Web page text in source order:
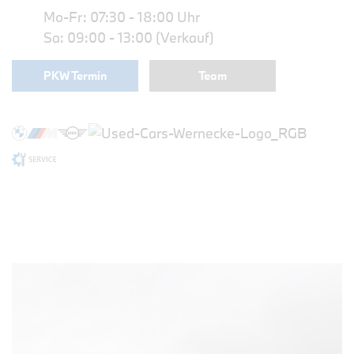
Mo-Fr: 07:30 - 18:00 Uhr
Sa: 09:00 - 13:00 (Verkauf)
PKW Termin Team